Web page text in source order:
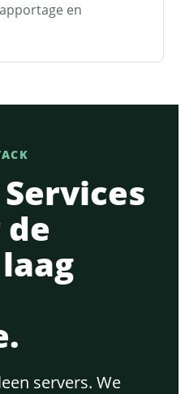
en
servers. We